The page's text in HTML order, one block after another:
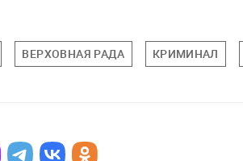
ВЕРХОВНАЯ РАДА КРИМИНАЛ